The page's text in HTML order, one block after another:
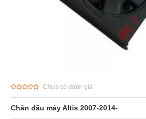
Chưa có đánh giá
Chân đầu máy Altis 2007-2014-